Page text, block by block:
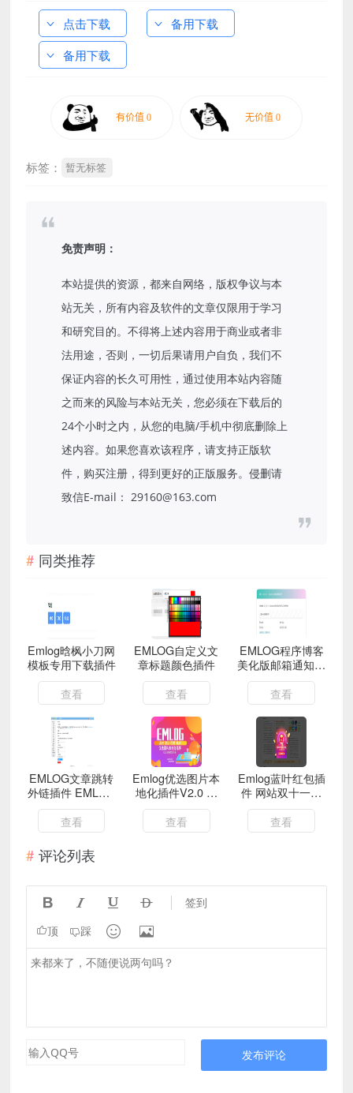
点击下载
备用下载
备用下载
标签： 暂无标签
免责声明：
本站提供的资源，都来自网络，版权争议与本
站无关，所有内容及软件的文章仅限用于学习
和研究目的。不得将上述内容用于商业或者非
法用途，否则，一切后果请用户自负，我们不
保证内容的长久可用性，通过使用本站内容随
之而来的风险与本站无关，您必须在下载后的
24个小时之内，从您的电脑/手机中彻底删除上
述内容。如果您喜欢该程序，请支持正版软
件，购买注册，得到更好的正版服务。侵删请
致信E-mail： 29160@163.com
同类推荐
Emlog晗枫小刀网
模板专用下载插件
查看
EMLOG自定义文
章标题颜色插件
查看
EMLOG程序博客
美化版邮箱通知插
件
查看
EMLOG文章跳转
外链插件 EMLOG
文章置顶广告跳转
必备
查看
Emlog优选图片本
地化插件V2.0 全
新优化升级版
查看
Emlog蓝叶红包插
件 网站双十一弹
窗广告一键开启
查看
评论列表
    签到
顶 踩  
发布评论